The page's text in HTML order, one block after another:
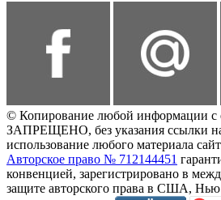
© Копирование любой информации
ЗАПРЕЩЕНО, без указания ссылки
использование любого материала
Авторское право № 712144451
конвенцией, зарегистрировано в
защите авторского права в США,